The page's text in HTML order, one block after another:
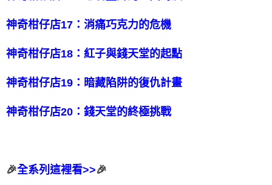
神奇柑仔店17：消痛巧克力的危機
神奇柑仔店18：紅子與錢天堂的起點
神奇柑仔店19：暗藏陷阱的復仇計畫
神奇柑仔店20：錢天堂的終極挑戰
🎉全系列這裡看>>🎉